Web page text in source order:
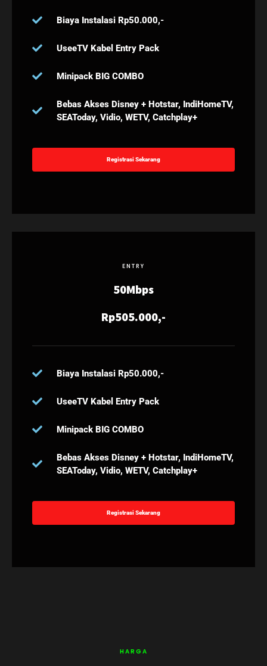
Biaya Instalasi Rp50.000,-
UseeTV Kabel Entry Pack
Minipack BIG COMBO
Bebas Akses Disney + Hotstar, IndiHomeTV,
SEAToday, Vidio, WETV, Catchplay+
Registrasi Sekarang
ENTRY
50Mbps
Rp505.000,-
Biaya Instalasi Rp50.000,-
UseeTV Kabel Entry Pack
Minipack BIG COMBO
Bebas Akses Disney + Hotstar, IndiHomeTV,
SEAToday, Vidio, WETV, Catchplay+
Registrasi Sekarang
HARGA